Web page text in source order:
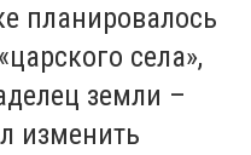
планировалось
села»,
земли –
изменить